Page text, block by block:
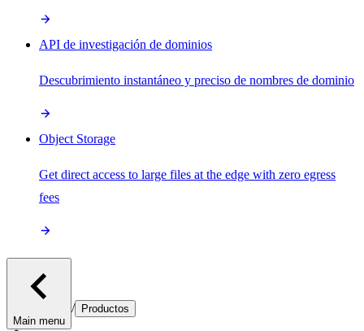
API de investigación de dominios
Descubrimiento instantáneo y preciso de nombres de dominio
Object Storage
Get direct access to large files at the edge with zero egress
fees
Main menu
/ Productos